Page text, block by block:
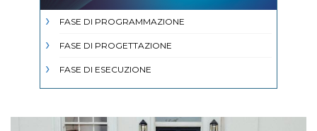
FASE DI PROGRAMMAZIONE
FASE DI PROGETTAZIONE
FASE DI ESECUZIONE